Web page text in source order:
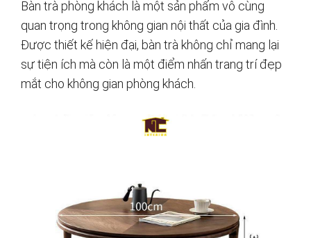
Bàn trà phòng khách là một sản phẩm vô cùng
quan trọng trong không gian nội thất của gia đình.
Được thiết kế hiện đại, bàn trà không chỉ mang lại
sự tiện ích mà còn là một điểm nhấn trang trí đẹp
mắt cho không gian phòng khách.